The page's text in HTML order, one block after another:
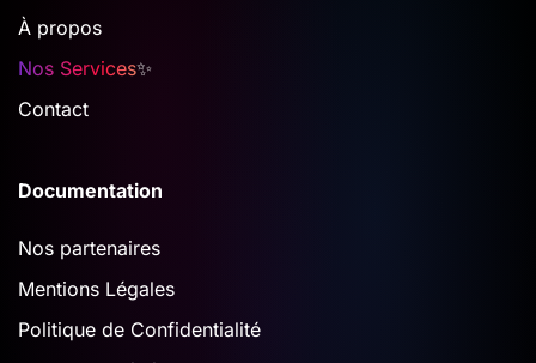
À propos
Nos Services✨
Contact
Documentation
Nos partenaires
Mentions Légales
Politique de Confidentialité